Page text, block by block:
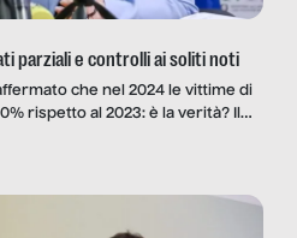
parziali e controlli ai soliti noti
che nel 2024 le vittime di
rispetto al 2023: è la verità? Il
L’abbiamo chiesto ai